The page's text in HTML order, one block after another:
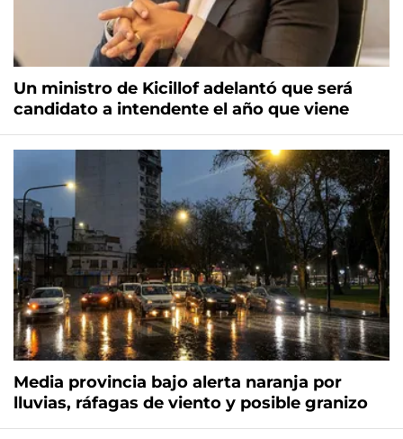
Un ministro de Kicillof adelantó que será
candidato a intendente el año que viene
Media provincia bajo alerta naranja por
lluvias, ráfagas de viento y posible granizo